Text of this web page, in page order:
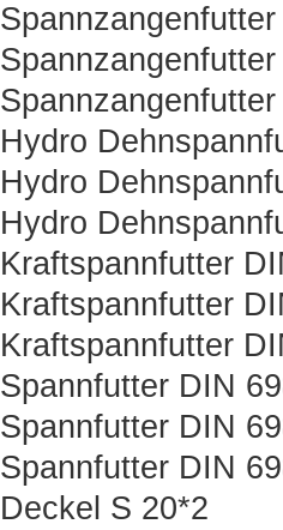
Hydro
Hydro
Hydro
Kraftspannfutter
Kraftspannfutter
Kraftspannfutter
Spannfutter DIN
Spannfutter DIN
Spannfutter DIN
Deckel S 20*2